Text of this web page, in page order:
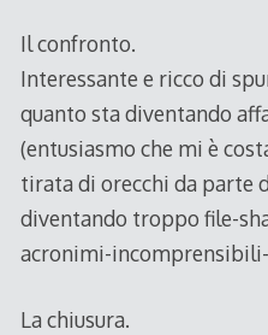
Il confronto.
Interessante e ricco di
quanto sta diventando
(entusiasmo che mi è
tirata di orecchi da parte
diventando troppo file-
acronimi-
La chiusura.